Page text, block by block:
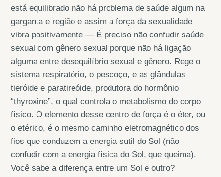
está equilibrado não há problema de saúde algum na
garganta e região e assim a força da sexualidade
vibra positivamente — É preciso não confudir saúde
sexual com gênero sexual porque não há ligação
alguma entre desequilíbrio sexual e gênero. Rege o
sistema respiratório, o pescoço, e as glândulas
tieróide e paratireóide, produtora do hormônio
“thyroxine”, o qual controla o metabolismo do corpo
físico. O elemento desse centro de força é o éter, ou
o etérico, é o mesmo caminho eletromagnético dos
fios que conduzem a energia sutil do Sol (não
confudir com a energia física do Sol, que queima).
Você sabe a diferença entre um Sol e outro?